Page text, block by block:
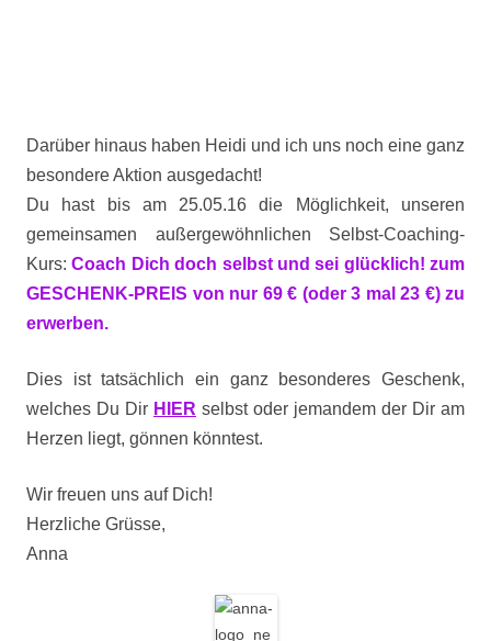
Darüber hinaus haben Heidi und ich uns noch eine ganz
besondere Aktion ausgedacht!
Du hast bis am 25.05.16 die Möglichkeit, unseren
gemeinsamen außergewöhnlichen Selbst-Coaching-
Kurs:Coach Dich doch selbst und sei glücklich! zum
GESCHENK-PREIS von nur 69 € (oder 3 mal 23 €) zu
erwerben.
Dies ist tatsächlich ein ganz besonderes Geschenk,
welches Du Dir HIER selbst oder jemandem der Dir am
Herzen liegt, gönnen könntest.
Wir freuen uns auf Dich!
Herzliche Grüsse,
Anna